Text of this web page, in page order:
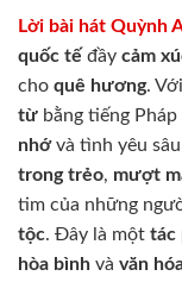
Lời bài hát Quỳnh
quốc tế đầy cảm
cho quê hương. Với
từ bằng tiếng
nhớvà tình yêu
trong trẻo, mượt
tim của những
tộc. Đây là một tác
hòa bình và văn